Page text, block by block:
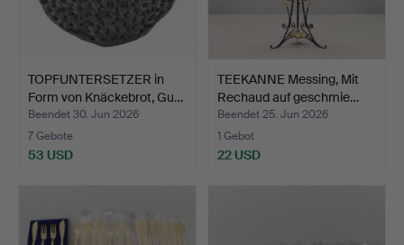
TOPFUNTERSETZER in
Form von Knäckebrot, Gu…
Beendet 30. Jun 2026
7 Gebote
53 USD
TEEKANNE Messing, Mit
Rechaud auf geschmie…
Beendet 25. Jun 2026
1 Gebot
22 USD